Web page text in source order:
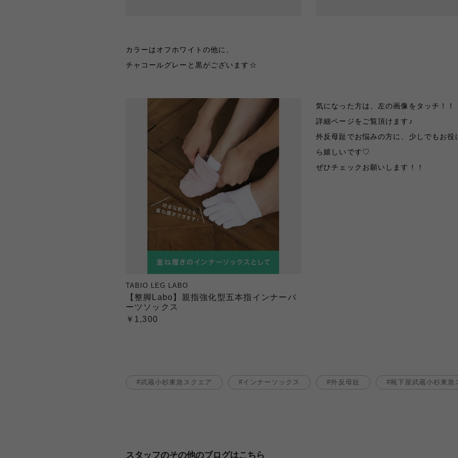
カラーはオフホワイトの他に、
チャコールグレーと黒がございます☆
TABIO LEG LABO
【整脚Labo】親指強化型五本指インナーパ
ーツソックス
￥1,300
気になった方は、左の画像をタッチ！！
詳細ページをご覧頂けます♪
外反母趾 でお悩みの方に、少しでもお役
ら嬉しいです♡
ぜひチェックお願いします！！
武蔵小杉東急スクエア インナーソックス 外反母趾 靴下屋武蔵小杉東急
スタッフのその他のブログはこちら